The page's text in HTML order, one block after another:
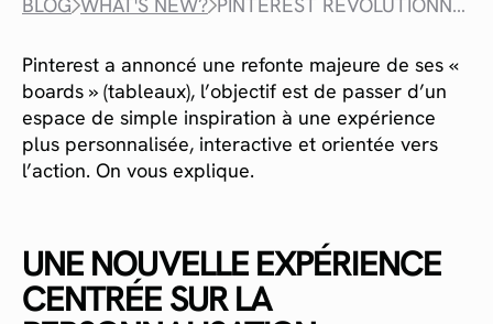
BLOG WHAT'S NEW? PINTEREST RÉVOLUTIONNE SES TABLEAUX
Pinterest a annoncé une refonte majeure de ses «
boards » (tableaux), l’objectif est de passer d’un
espace de simple inspiration à une expérience
plus personnalisée, interactive et orientée vers
l’action. On vous explique.
UNE NOUVELLE EXPÉRIENCE
CENTRÉE SUR LA